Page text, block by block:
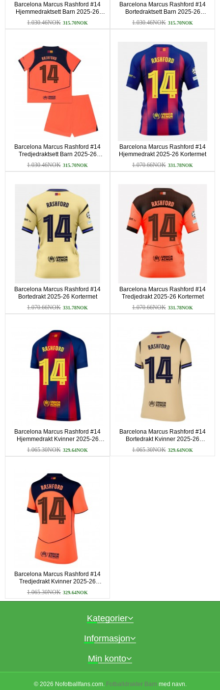
Barcelona Marcus Rashford #14
Hjemmedraktsett Barn 2025-26
Kortermet (+ korte bukser)
1.030.46NOK 315.70NOK
Barcelona Marcus Rashford #14
Bortedraktsett Barn 2025-26
Kortermet (+ korte bukser)
1.030.46NOK 315.70NOK
Barcelona Marcus Rashford #14
Tredjedraktsett Barn 2025-26
Kortermet (+ korte bukser)
1.030.46NOK 315.70NOK
Barcelona Marcus Rashford #14
Hjemmedrakt 2025-26 Kortermet
1.070.66NOK 331.78NOK
Barcelona Marcus Rashford #14
Bortedrakt 2025-26 Kortermet
1.070.66NOK 331.78NOK
Barcelona Marcus Rashford #14
Tredjedrakt 2025-26 Kortermet
1.070.66NOK 331.78NOK
Barcelona Marcus Rashford #14
Hjemmedrakt Kvinner 2025-26
Kortermet
1.065.30NOK 329.64NOK
Barcelona Marcus Rashford #14
Bortedrakt Kvinner 2025-26
Kortermet
1.065.30NOK 329.64NOK
Barcelona Marcus Rashford #14
Tredjedrakt Kvinner 2025-26
Kortermet
1.065.30NOK 329.64NOK
Kategorier
Informasjon
Min konto
© 2026 Nofotballfans.com. Fotballdrakter Barn med navn.